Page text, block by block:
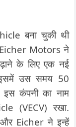
बना चुकी थी
Eicher Motors ने
के लिए एक नई
उस समय 50
इस कंपनी का नाम
(VECV) रखा.
Eicher ने इन्हें